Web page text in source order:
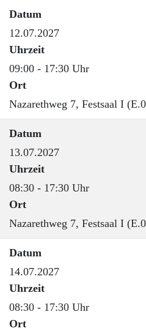
Datum
12.07.2027
Uhrzeit
09:00 - 17:30 Uhr
Ort
Nazarethweg 7, Festsaal I
Datum
13.07.2027
Uhrzeit
08:30 - 17:30 Uhr
Ort
Nazarethweg 7, Festsaal I
Datum
14.07.2027
Uhrzeit
08:30 - 17:30 Uhr
Ort